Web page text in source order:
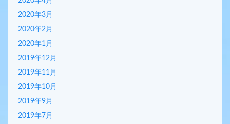
2020年3月
2020年2月
2020年1月
2019年12月
2019年11月
2019年10月
2019年9月
2019年7月